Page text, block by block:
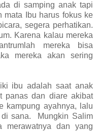
di samping anak tapi
mata Ibu harus fokus ke
segera perhatikan.
Karena kalau mereka
mereka bisa
mereka akan sering
ibu adalah saat anak
panas dan diare akibat
kampung ayahnya, lalu
di sana. Mungkin Salim
merawatnya dan yang